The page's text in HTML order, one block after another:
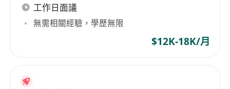
工作日面議
無需相關經驗，學歷無限
$12K-18K/月